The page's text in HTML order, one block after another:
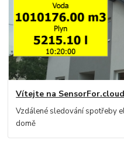
Vítejte na
Vzdálené sledování spotřeby
domě